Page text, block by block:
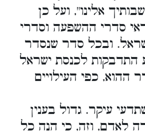
אלינו", ועל כן
סדרי ההשפעה וסדרי
ובכל סדר שנסדר
התדבקות לכנסת ישראל
ההוא, כפי העילויים
עיקר. גדול בענין
לאדם, וזה, כי הנה כל